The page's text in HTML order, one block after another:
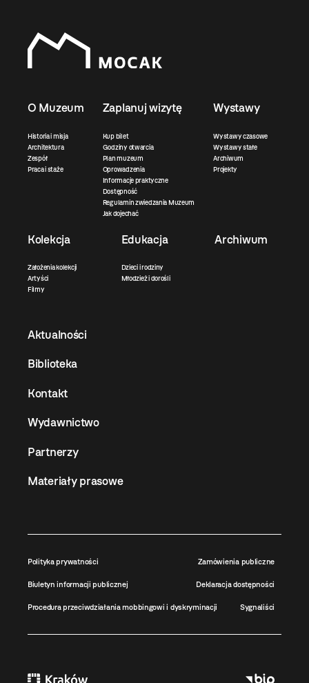
O Muzeum
Historia i misja
Architektura
Zespół
Praca i staże
Zaplanuj wizytę
Kup bilet
Godziny otwarcia
Plan muzeum
Oprowadzenia
Informacje praktyczne
Dostępność
Regulamin zwiedzania Muzeum
Jak dojechać
Wystawy
Wystawy czasowe
Wystawy stałe
Archiwum
Projekty
Kolekcja
Założenia kolekcji
Artyści
Filmy
Edukacja
Dzieci i rodziny
Młodzież i dorośli
Archiwum
Aktualności
Biblioteka
Kontakt
Wydawnictwo
Partnerzy
Materiały prasowe
Polityka prywatności Zamówienia publiczne
Biuletyn informacji publicznej Deklaracja dostępności
Procedura przeciwdziałania mobbingowi i dyskryminacji Sygnaliści